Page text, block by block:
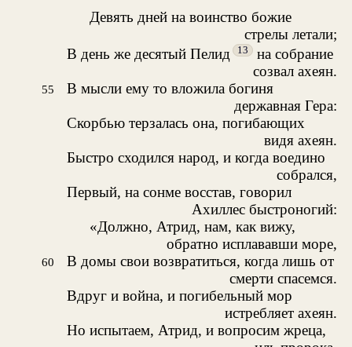
Девять дней на воинство божие
стрелы летали;
В день же десятый Пелид
13 на собрание
созвал ахеян.
55
В мысли ему то вложила богиня
державная Гера:
Скорбью терзалась она, погибающих
видя ахеян.
Быстро сходился народ, и когда воедино
собрался,
Первый, на сонме восстав, говорил
Ахиллес быстроногий:
«Должно, Атрид, нам, как вижу,
обратно исплававши море,
60
В домы свои возвратиться, когда лишь от
смерти спасемся.
Вдруг и война, и погибельный мор
истребляет ахеян.
Но испытаем, Атрид, и вопросим жреца,